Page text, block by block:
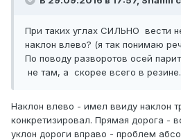
При таких углах СИЛЬНО вести
наклон влево? (я так понимаю
По поводу разворотов осей
не там, а скорее всего в резине.
Наклон влево - имел ввиду наклон
конкретизировал. Прямая дорога -
уклон дороги вправо - проблем